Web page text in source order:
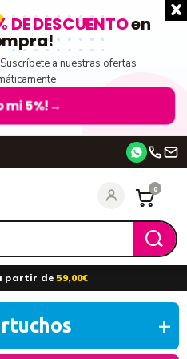
DE DESCUENTOen
Suscríbete a nuestras ofertas
mi 5%! →
0
partir de 59,00€